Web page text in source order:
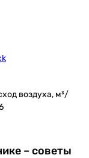
воздуха, м³/
– советы